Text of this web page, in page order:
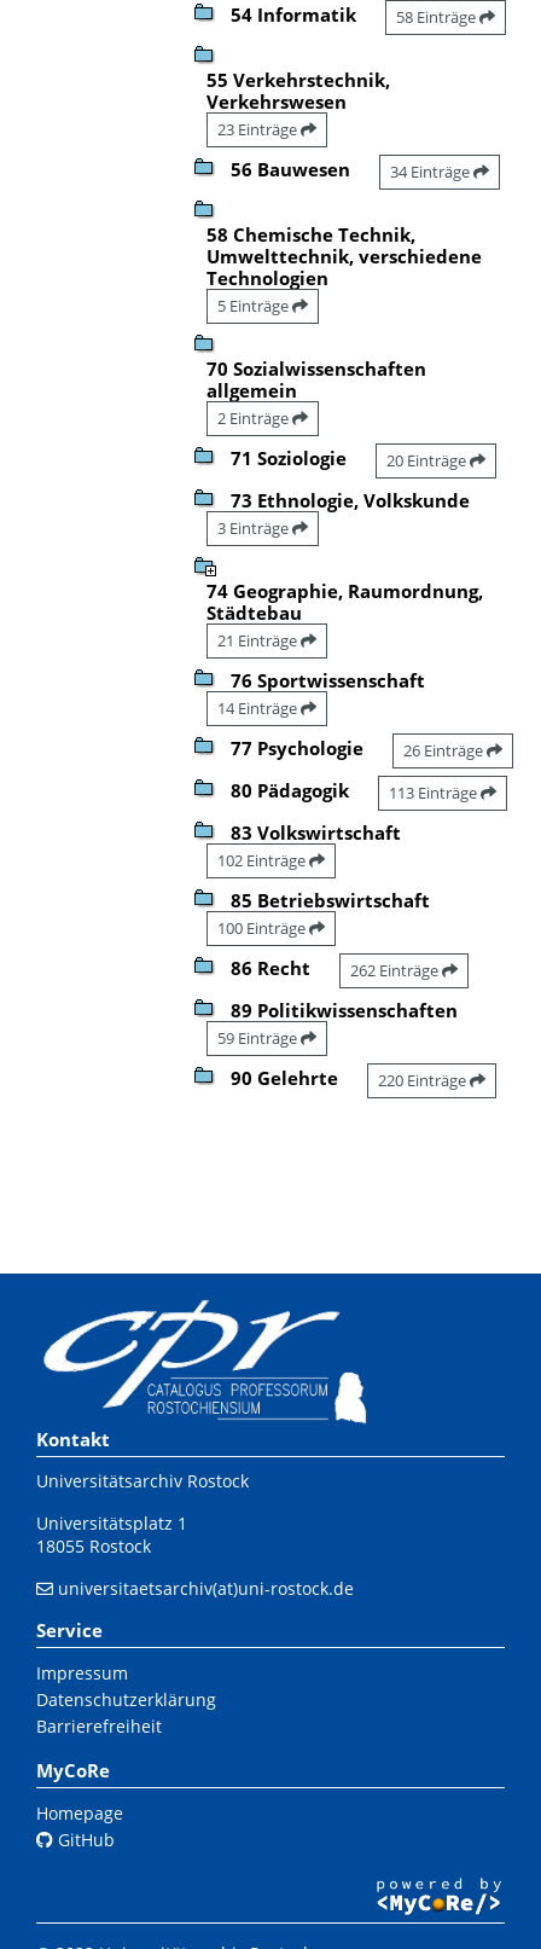
54 Informatik 58 Einträge
55 Verkehrstechnik,
Verkehrswesen
23 Einträge
56 Bauwesen 34 Einträge
58 Chemische Technik,
Umwelttechnik, verschiedene
Technologien
5 Einträge
70 Sozialwissenschaften
allgemein
2 Einträge
71 Soziologie 20 Einträge
73 Ethnologie, Volkskunde
3 Einträge
74 Geographie, Raumordnung,
Städtebau
21 Einträge
76 Sportwissenschaft
14 Einträge
77 Psychologie 26 Einträge
80 Pädagogik 113 Einträge
83 Volkswirtschaft
102 Einträge
85 Betriebswirtschaft
100 Einträge
86 Recht 262 Einträge
89 Politikwissenschaften
59 Einträge
90 Gelehrte 220 Einträge
Kontakt
Universitätsarchiv Rostock
Universitätsplatz 1
18055 Rostock
universitaetsarchiv(at)uni-rostock.de
Service
Impressum
Datenschutzerklärung
Barrierefreiheit
MyCoRe
Homepage
GitHub